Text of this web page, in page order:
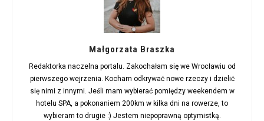
Małgorzata Braszka
Redaktorka naczelna portalu. Zakochałam się we Wrocławiu od
pierwszego wejrzenia. Kocham odkrywać nowe rzeczy i dzielić
się nimi z innymi. Jeśli mam wybierać pomiędzy weekendem w
hotelu SPA, a pokonaniem 200km w kilka dni na rowerze, to
wybieram to drugie :) Jestem niepoprawną optymistką.